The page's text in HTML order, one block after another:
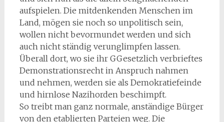
aufspielen. Die mitdenkenden Menschen im
Land, mögen sie noch so unpolitisch sein,
wollen nicht bevormundet werden und sich
auch nicht ständig verunglimpfen lassen.
Überall dort, wo sie ihr GGesetzlich verbrieftes
Demonstrationsrecht in Anspruch nahmen
und nehmen, werden sie als Demokratiefeinde
und hirnlose Nazihorden beschimpft.
So treibt man ganz normale, anständige Bürger
von den etablierten Parteien weg. Die